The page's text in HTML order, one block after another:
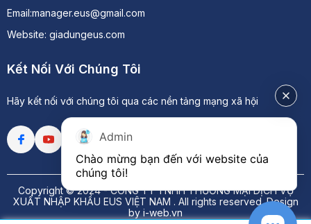
Email:manager.eus@gmail.com
Website: giadungeus.com
Kết Nối Với Chúng Tôi
Hãy kết nối với chúng tôi qua các nền tảng mạng xã hội
Copyright © 2024 -CÔNG TY TNHH THƯƠNG MẠI DỊCH VỤ
XUẤT NHẬP KHẨU EUS VIỆT NAM . All rights reserved.Design
by i-web.vn
Admin
Chào mừng bạn đến với website của
chúng tôi!